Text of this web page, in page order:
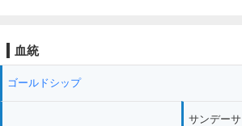
血統
ゴールドシップ
サンデー